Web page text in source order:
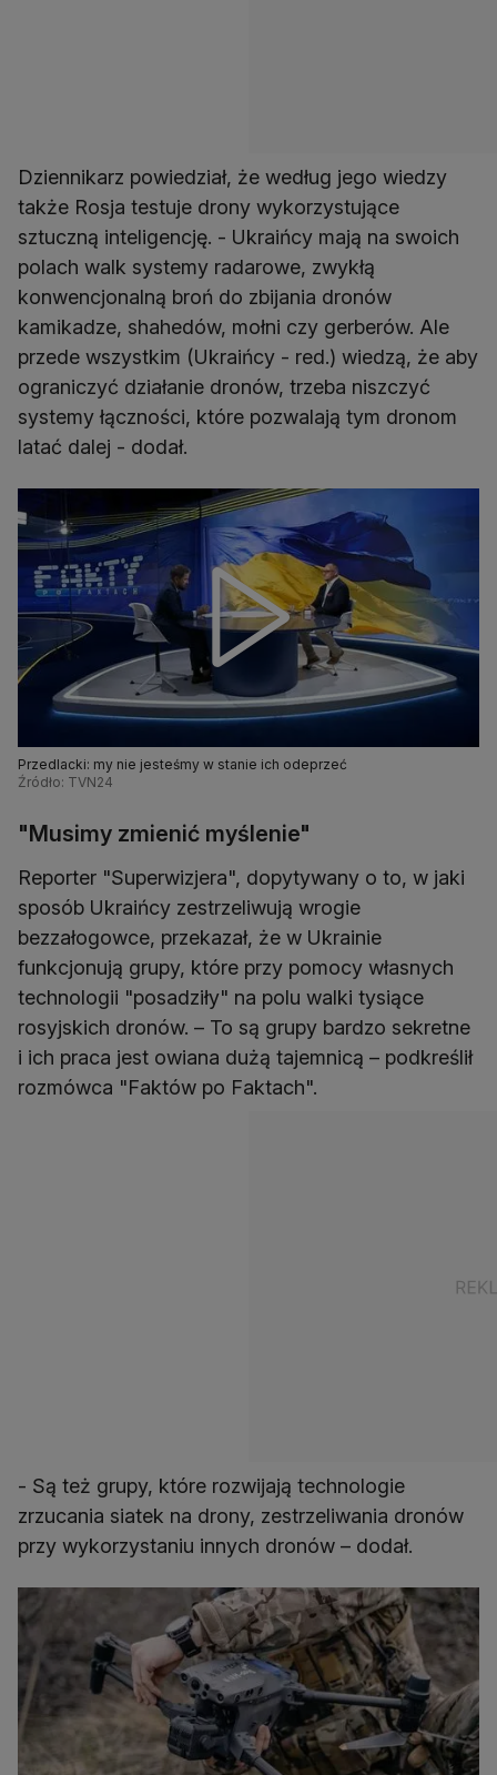
Dziennikarz powiedział, że według jego wiedzy
także Rosja testuje drony wykorzystujące
sztuczną inteligencję. - Ukraińcy mają na swoich
polach walk systemy radarowe, zwykłą
konwencjonalną broń do zbijania dronów
kamikadze, shahedów, mołni czy gerberów. Ale
przede wszystkim (Ukraińcy - red.) wiedzą, że aby
ograniczyć działanie dronów, trzeba niszczyć
systemy łączności, które pozwalają tym dronom
latać dalej - dodał.
Przedlacki: my nie jesteśmy w stanie ich odeprzeć
Źródło: TVN24
"Musimy zmienić myślenie"
Reporter "Superwizjera", dopytywany o to, w jaki
sposób Ukraińcy zestrzeliwują wrogie
bezzałogowce, przekazał, że w Ukrainie
funkcjonują grupy, które przy pomocy własnych
technologii "posadziły" na polu walki tysiące
rosyjskich dronów. – To są grupy bardzo sekretne
i ich praca jest owiana dużą tajemnicą – podkreślił
rozmówca "Faktów po Faktach".
- Są też grupy, które rozwijają technologie
zrzucania siatek na drony, zestrzeliwania dronów
przy wykorzystaniu innych dronów – dodał.